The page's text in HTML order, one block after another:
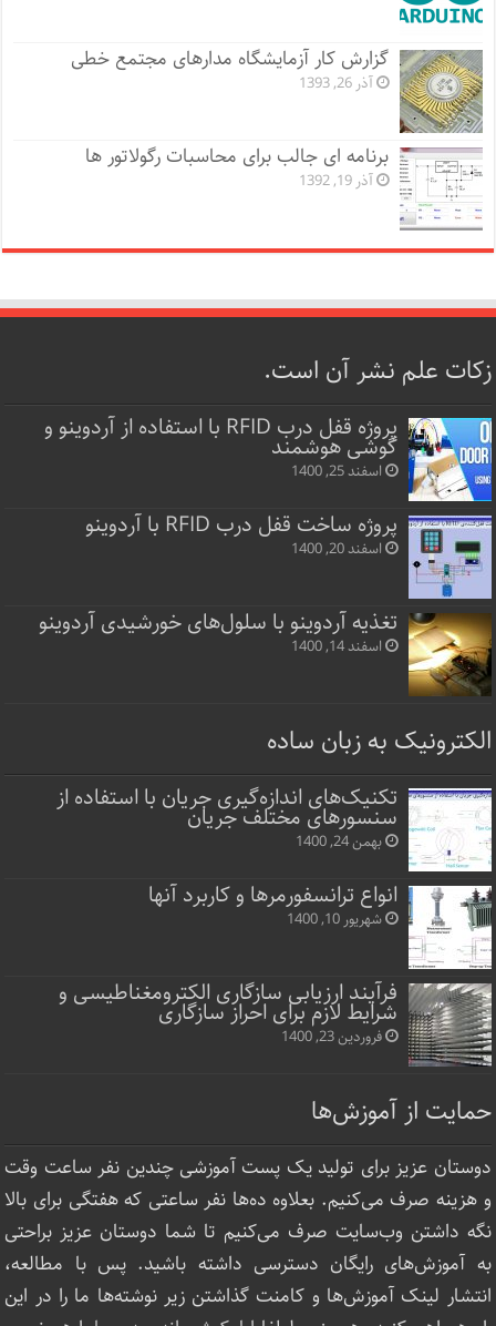
گزارش کار آزمایشگاه مدارهای مجتمع خطی
آذر 26, 1393
برنامه ای جالب برای محاسبات رگولاتور ها
آذر 19, 1392
زکات علم نشر آن است.
پروژه قفل‌ درب RFID با استفاده از آردوینو و
گوشی هوشمند
اسفند 25, 1400
پروژه ساخت قفل‌ درب RFID با آردوینو
اسفند 20, 1400
تغذیه آردوینو با سلول‌های خورشیدی آردوینو
اسفند 14, 1400
الکترونیک به زبان ساده
تکنیک‌های اندازه‌گیری جریان با استفاده از
سنسورهای مختلف جریان
بهمن 24, 1400
انواع ترانسفورمرها و کاربرد آنها
شهریور 10, 1400
فرآیند ارزیابی سازگاری الکترومغناطیسی و
شرایط لازم برای احراز سازگاری
فروردین 23, 1400
حمایت از آموزش‌ها
دوستان عزیز برای تولید یک پست آموزشی چندین نفر ساعت‌ وقت
و هزینه صرف می‌کنیم. بعلاوه ده‌ها نفر ساعتی که هفتگی برای بالا
نگه داشتن وب‌سایت صرف ‌می‌کنیم تا شما دوستان عزیز براحتی
به آموزش‌های رایگان دسترسی داشته باشید. پس با مطالعه،
انتشار لینک‌ آموزش‌ها و کامنت گذاشتن زیر نوشته‌‌ها ما را در این